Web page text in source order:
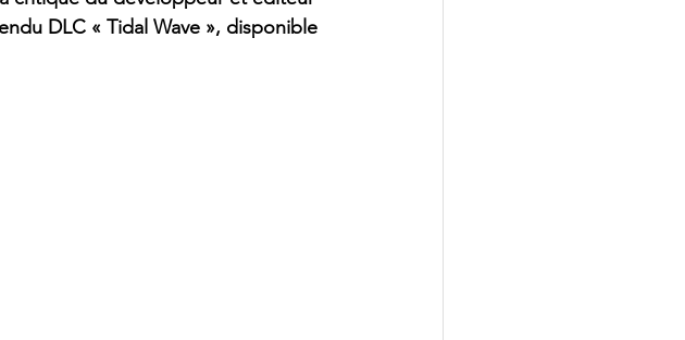
DLC « Tidal Wave », disponible